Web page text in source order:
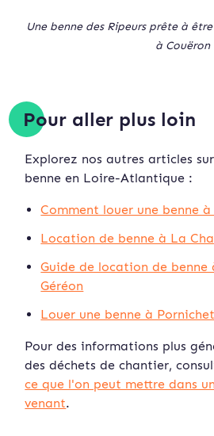
Une benne des Ripeurs prête à
à Couëron
Pour aller plus loin
Explorez nos autres articles
benne en Loire-Atlantique :
Comment louer une benne
Location de benne à La
Guide de location de benne
Géréon
Louer une benne à Pornichet
Pour des informations plus
des déchets de chantier,
ce que l'on peut mettre dans
venant.